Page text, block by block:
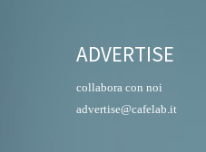
ADVERTISE
collabora con noi
advertise@cafelab.it